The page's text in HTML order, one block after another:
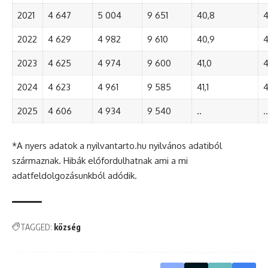
2021 4 647 5 004 9 651 40,8
2022 4 629 4 982 9 610 40,9
2023 4 625 4 974 9 600 41,0
2024 4 623 4 961 9 585 41,1
2025 4 606 4 934 9 540 .. ..
*A nyers adatok a nyilvantarto.hu nyilvános adatiból
származnak. Hibák előfordulhatnak ami a mi
adatfeldolgozásunkból adódik.
TAGGED: község